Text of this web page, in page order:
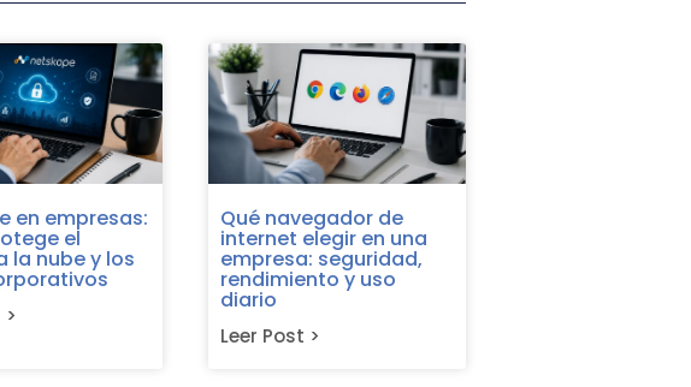
Siguiente
en empresas:
el
la nube y los
Qué navegador de
internet elegir en una
empresa: seguridad,
rendimiento y uso
diario
Leer Post >